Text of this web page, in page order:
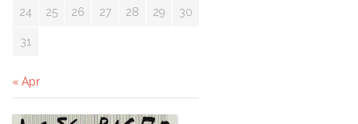
24 25 26 27 28 29 30
31
« Apr